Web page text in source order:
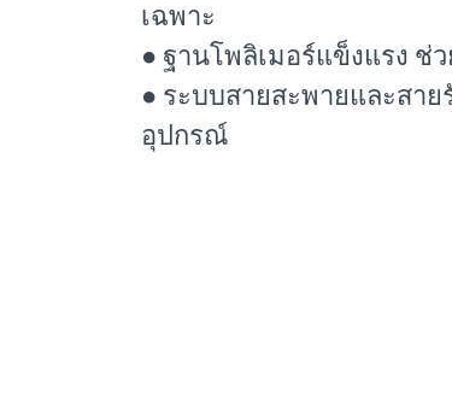
เฉพาะ
● ฐานโพลิเมอร์แข็งแรง ช่
● ระบบสายสะพายและสา
อุปกรณ์